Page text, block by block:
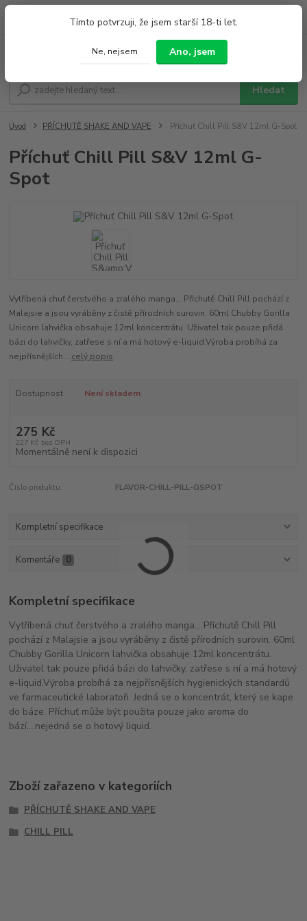
Tímto potvrzuji, že jsem starší 18-ti let.
Ne, nejsem Ano, jsem
Hledat
Po - Pá 9:00 - 19:00 So 9:00 - 14:00
Úvod PŘÍCHUTĚ SHAKE AND VAPE Příchuť Chill Pill S&V 12ml G-Spot
Příchuť Chill Pill S&V 12ml G-
Spot
Vytříbená chuť čerstvého a zralého manga... Příchutě Chill Pill pochází z
Malajsie a jsou vyráběny z čistě přírodních surovin. 60ml Chubby Gorilla
Unicorn lahvička obsahuje 12ml koncentrátu. Uživatel tak pouze přidá
bázi do lahvičky, zatřese s ní a má hotový e-liquid.Výroba probíhá za
nejpřísnějších... celý popis
Dostupnost Není skladem
275 Kč
227 Kč bez DPH
Momentálně není k dispozici
Číslo produktu: FLAVOR-CHILL-PILL-GSPOT
Kompletní specifikace
Komentáře 0
Kompletní specifikace
Vytříbená chuť čerstvého a zralého manga... Příchutě Chill Pill
pochází z Malajsie a jsou vyráběny z čistě přírodních surovin. 60ml
Chubby Gorilla Unicorn lahvička obsahuje 12ml koncentrátu.
Uživatel tak pouze přidá bázi do lahvičky, zatřese s ní a má hotový
e-liquid.Výroba probíhá za nejpřísnějších hygienických standardů
ve farmaceutické laboratoři. Jedná se o koncentrát, který se kape
do báze. Příchuť může být použita pouze jako aroma do
bází....nejedná se o hotový liquid.
Zboží zařazeno v kategoriích
PŘÍCHUTĚ SHAKE AND VAPE
CHILL PILL